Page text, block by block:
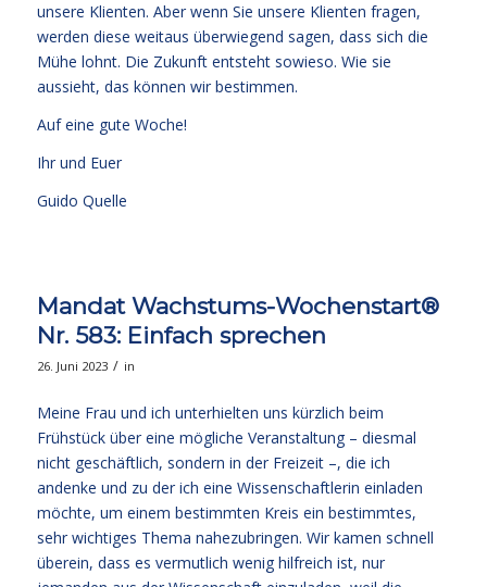
unsere Klienten. Aber wenn Sie unsere Klienten fragen,
werden diese weitaus überwiegend sagen, dass sich die
Mühe lohnt. Die Zukunft entsteht sowieso. Wie sie
aussieht, das können wir bestimmen.
Auf eine gute Woche!
Ihr und Euer
Guido Quelle
Mandat Wachstums-Wochenstart®
Nr. 583: Einfach sprechen
26. Juni 2023 / in
Meine Frau und ich unterhielten uns kürzlich beim
Frühstück über eine mögliche Veranstaltung – diesmal
nicht geschäftlich, sondern in der Freizeit –, die ich
andenke und zu der ich eine Wissenschaftlerin einladen
möchte, um einem bestimmten Kreis ein bestimmtes,
sehr wichtiges Thema nahezubringen. Wir kamen schnell
überein, dass es vermutlich wenig hilfreich ist, nur